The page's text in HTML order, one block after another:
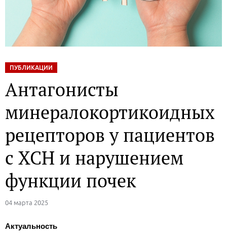
ПУБЛИКАЦИИ
Антагонисты
минералокортикоидных
рецепторов у пациентов
с ХСН и нарушением
функции почек
04 марта 2025
Актуальность